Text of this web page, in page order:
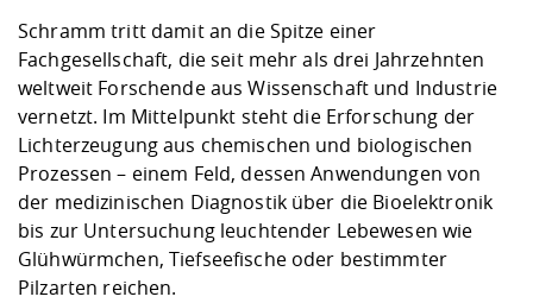
Jobs, Praktika,
Schramm tritt damit an die Spitze einer
Fachgesellschaft, die seit mehr als drei Jahrzehnten
weltweit Forschende aus Wissenschaft und Industrie
vernetzt. Im Mittelpunkt steht die Erforschung der
Lichterzeugung aus chemischen und biologischen
Prozessen – einem Feld, dessen Anwendungen von
der medizinischen Diagnostik über die Bioelektronik
bis zur Untersuchung leuchtender Lebewesen wie
Glühwürmchen, Tiefseefische oder bestimmter
Pilzarten reichen.